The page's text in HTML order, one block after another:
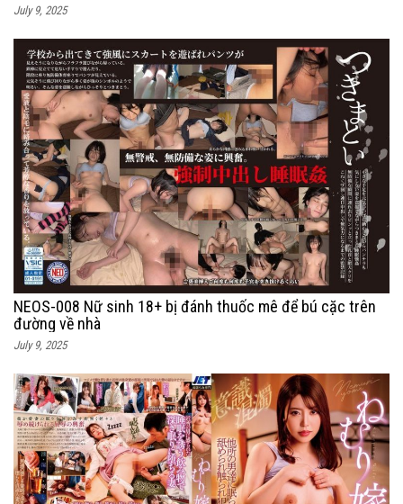
July 9, 2025
NEOS-008 Nữ sinh 18+ bị đánh thuốc mê để bú cặc trên
đường về nhà
July 9, 2025